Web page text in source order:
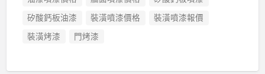
矽酸鈣板油漆
裝潢噴漆價格
裝潢噴漆報價
裝潢烤漆
門烤漆